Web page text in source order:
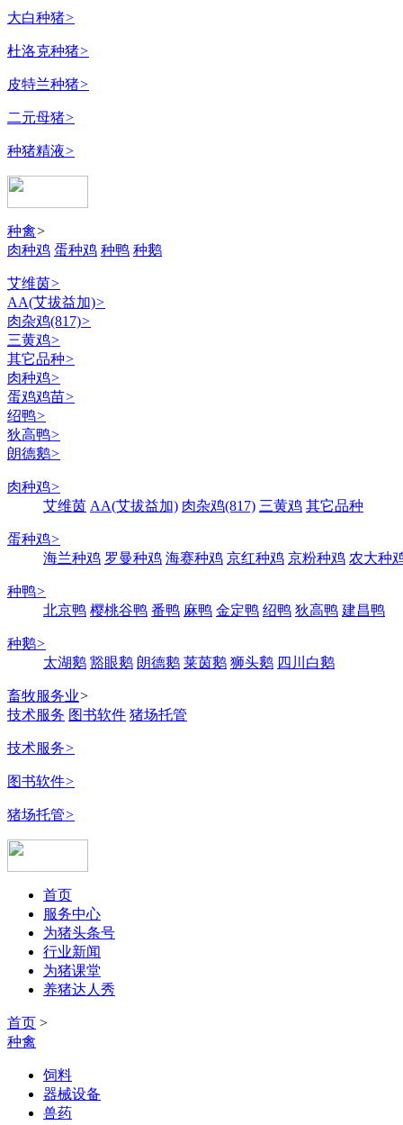
大白种猪>
杜洛克种猪>
皮特兰种猪>
二元母猪>
种猪精液>
种禽>
肉种鸡 蛋种鸡 种鸭 种鹅
艾维茵>
AA(艾拔益加)>
肉杂鸡(817)>
三黄鸡>
其它品种>
肉种鸡>
蛋鸡鸡苗>
绍鸭>
狄高鸭>
朗德鹅>
肉种鸡>
艾维茵 AA(艾拔益加) 肉杂鸡(817) 三黄鸡 其它品种
蛋种鸡>
海兰种鸡 罗曼种鸡 海赛种鸡 京红种鸡 京粉种鸡 农大种
种鸭>
北京鸭 樱桃谷鸭 番鸭 麻鸭 金定鸭 绍鸭 狄高鸭 建昌鸭
种鹅>
太湖鹅 豁眼鹅 朗德鹅 莱茵鹅 狮头鹅 四川白鹅
畜牧服务业>
技术服务 图书软件 猪场托管
技术服务>
图书软件>
猪场托管>
首页
服务中心
为猪头条号
行业新闻
为猪课堂
养猪达人秀
首页 >
种禽
饲料
器械设备
兽药